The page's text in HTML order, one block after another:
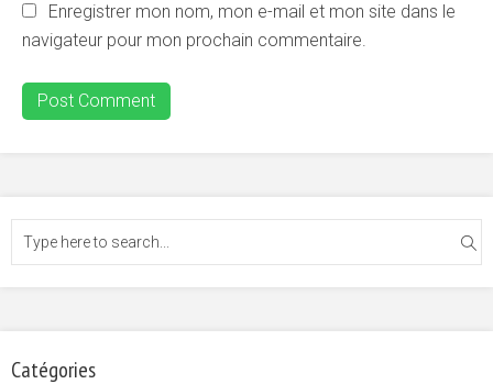
Enregistrer mon nom, mon e-mail et mon site dans le
navigateur pour mon prochain commentaire.
Catégories